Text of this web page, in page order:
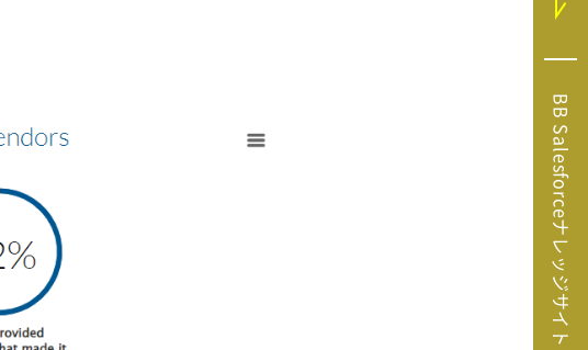
Salesforce（セ
BB Salesforceナレッジサイト